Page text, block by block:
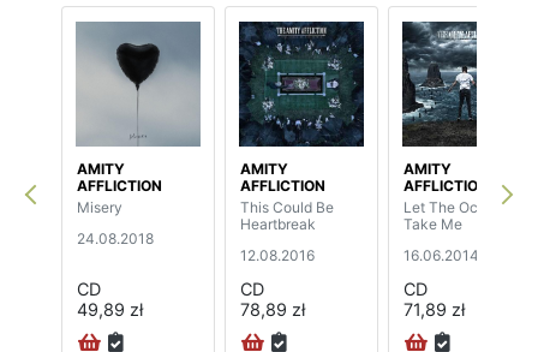
AMITY
AFFLICTION
Misery
24.08.2018
CD
49,89 zł
AMITY
AFFLICTION
This Could Be
Heartbreak
12.08.2016
CD
78,89 zł
AMITY
AFFLICTION
Let The Ocean
Take Me
16.06.2014
CD
71,89 zł